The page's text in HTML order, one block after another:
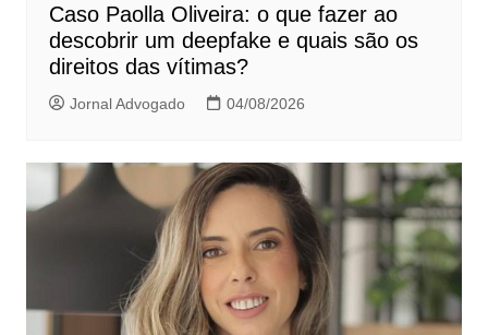
Caso Paolla Oliveira: o que fazer ao
descobrir um deepfake e quais são os
direitos das vítimas?
Jornal Advogado 04/08/2026